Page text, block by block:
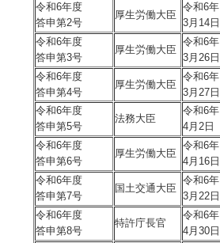
令和6年度
答申第2号
厚生労働大臣
令和6年
3月14日
令和6年度
答申第3号
厚生労働大臣
令和6年
3月26日
令和6年度
答申第4号
厚生労働大臣
令和6年
3月27日
令和6年度
答申第5号
法務大臣
令和6年
4月2日
令和6年度
答申第6号
厚生労働大臣
令和6年
4月16日
令和6年度
答申第7号
国土交通大臣
令和6年
3月22日
令和6年度
答申第8号
特許庁長官
令和6年
4月30日